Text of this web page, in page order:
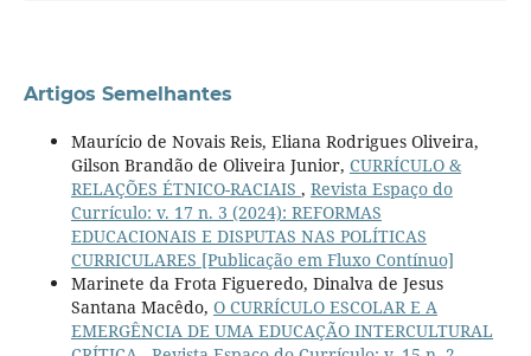
Artigos Semelhantes
Maurício de Novais Reis, Eliana Rodrigues Oliveira,
Gilson Brandão de Oliveira Junior, CURRÍCULO &
RELAÇÕES ÉTNICO-RACIAIS , Revista Espaço do
Currículo: v. 17 n. 3 (2024): REFORMAS
EDUCACIONAIS E DISPUTAS NAS POLÍTICAS
CURRICULARES [Publicação em Fluxo Contínuo]
Marinete da Frota Figueredo, Dinalva de Jesus
Santana Macêdo, O CURRÍCULO ESCOLAR E A
EMERGÊNCIA DE UMA EDUCAÇÃO INTERCULTURAL